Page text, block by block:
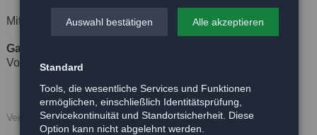
Mit feundlichen Grüßen
Gabriele Schwarz
Vorsitzende
Veröffentlicht: 23.02.2025
Auswahl bestätigen Alle akzeptieren
Standard
Tools, die wesentliche Services und Funktionen
ermöglichen, einschließlich Identitätsprüfung,
Servicekontinuität und Standortsicherheit. Diese
Option kann nicht abgelehnt werden.